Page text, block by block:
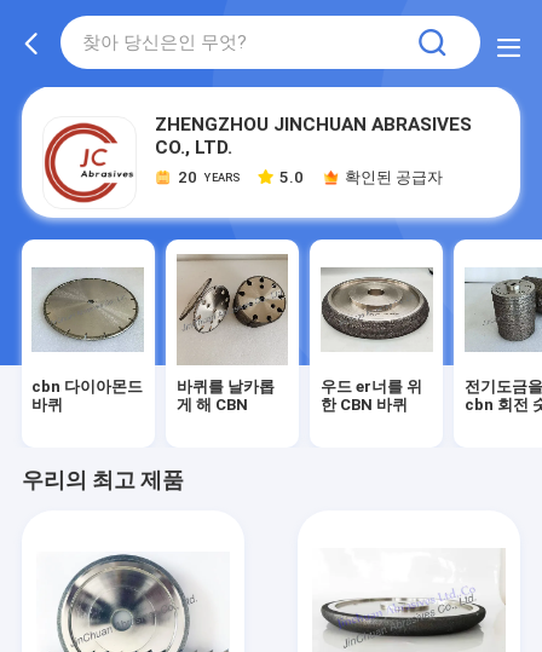
ZHENGZHOU JINCHUAN ABRASIVES
CO., LTD.
20 YEARS 5.0 확인된 공급자
cbn 다이아몬드
바퀴
바퀴를 날카롭
게 해 CBN
우드 er너를 위
한 CBN 바퀴
전기도금
cbn 회전
우리의 최고 제품